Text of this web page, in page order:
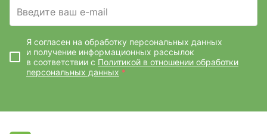
Введите ваш e-mail
Я согласен на обработку персональных данных
и получение информационных рассылок
в соответствии с Политикой в отношении обработки
персональных данных *